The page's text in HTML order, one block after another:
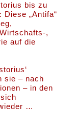
bis zu
„Antifa“
,
auf die
sie – nach
– in den
…